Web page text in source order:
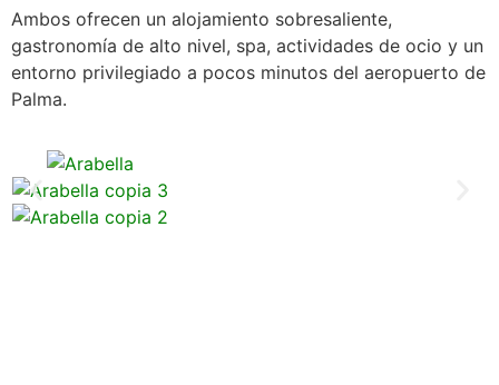
Ambos ofrecen un alojamiento sobresaliente,
gastronomía de alto nivel, spa, actividades de ocio y un
entorno privilegiado a pocos minutos del aeropuerto de
Palma.